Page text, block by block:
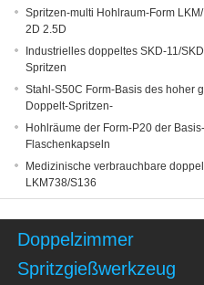
Spritzen-multi Hohlraum-Form
2D 2.5D
Industrielles doppeltes SKD-11/
Spritzen
Stahl-S50C Form-Basis des hoher
Doppelt-Spritzen-
Hohlräume der Form-P20 der
Flaschenkapseln
Medizinische verbrauchbare
LKM738/S136
Doppelzimmer
Spritzgießwerkzeug